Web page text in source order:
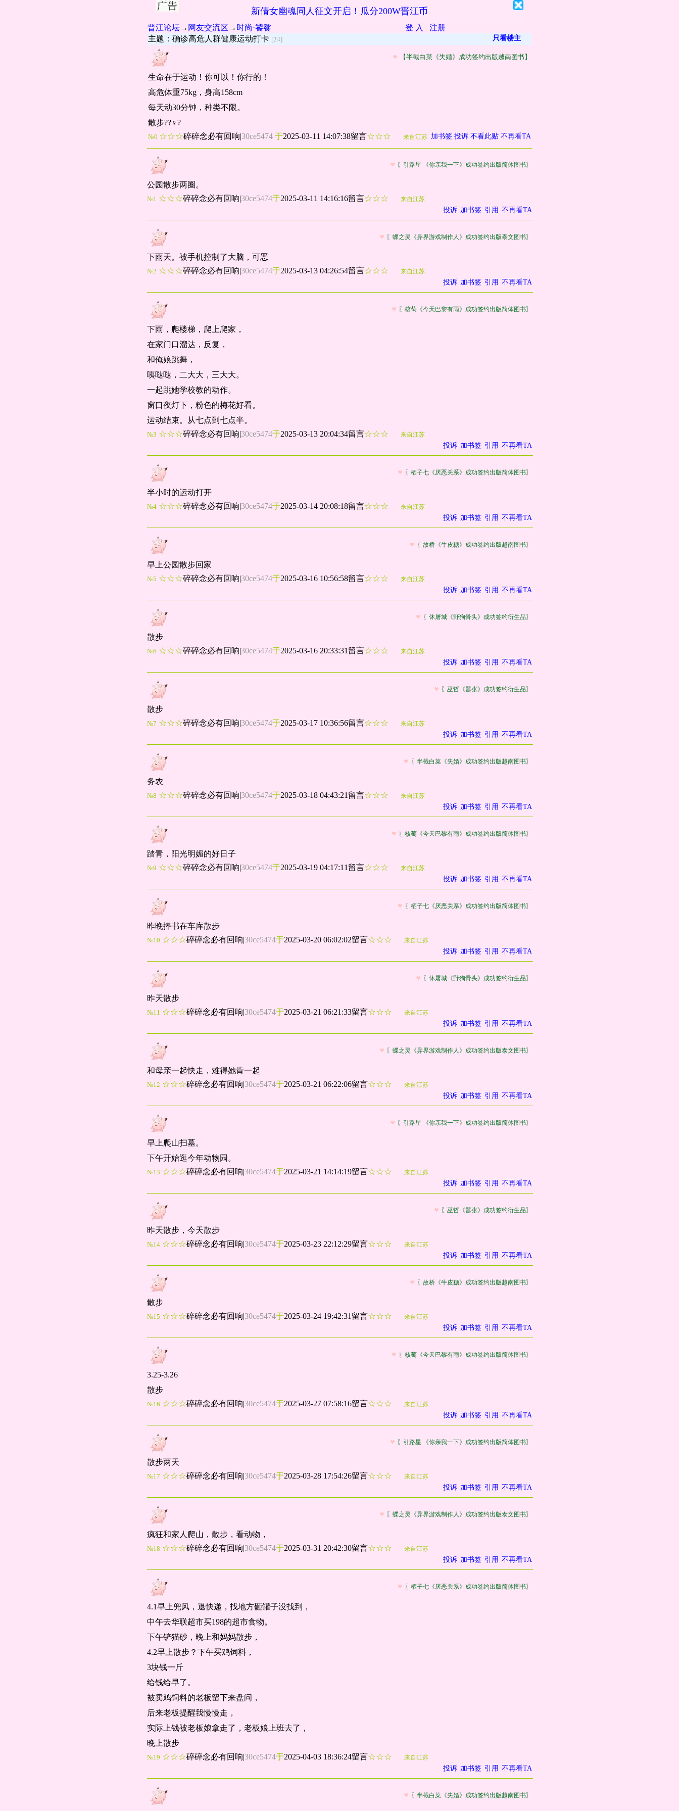
新倩女幽魂同人征文开启！瓜分200W晋江币
晋江论坛→ 网友交流区 → 时尚·饕餮 登 入
注册
主题：确诊高危人群健康运动打卡 [24] 只看楼主
【半截白菜《失婚》成功签约出版越南图书】
生命在于运动！你可以！你行的！
高危体重75kg，身高158cm
每天动30分钟，种类不限。
散步??♀?
№0 ☆☆☆碎碎念必有回响|30ce5474 于2025-03-11 14:07:38留言☆☆☆ 来自江苏 加书签 投诉 不看此贴 不再看TA
〖引路星 《你亲我一下》成功签约出版简体图书〗
公园散步两圈。
№1 ☆☆☆碎碎念必有回响|30ce5474于2025-03-11 14:16:16留言☆☆☆ 来自江苏
投诉 加书签 引用 不再看TA
〖蝶之灵《异界游戏制作人》成功签约出版泰文图书〗
下雨天。被手机控制了大脑，可恶
№2 ☆☆☆碎碎念必有回响|30ce5474于2025-03-13 04:26:54留言☆☆☆ 来自江苏
投诉 加书签 引用 不再看TA
〖核萄《今天巴黎有雨》成功签约出版简体图书〗
下雨，爬楼梯，爬上爬家，
在家门口溜达，反复，
和俺娘跳舞，
咦哒哒，二大大，三大大。
一起跳她学校教的动作。
窗口夜灯下，粉色的梅花好看。
运动结束。从七点到七点半。
№3 ☆☆☆碎碎念必有回响|30ce5474于2025-03-13 20:04:34留言☆☆☆ 来自江苏
投诉 加书签 引用 不再看TA
〖栖子七《厌恶关系》成功签约出版简体图书〗
半小时的运动打开
№4 ☆☆☆碎碎念必有回响|30ce5474于2025-03-14 20:08:18留言☆☆☆ 来自江苏
投诉 加书签 引用 不再看TA
〖故桥《牛皮糖》成功签约出版越南图书〗
早上公园散步回家
№5 ☆☆☆碎碎念必有回响|30ce5474于2025-03-16 10:56:58留言☆☆☆ 来自江苏
投诉 加书签 引用 不再看TA
〖休屠城《野狗骨头》成功签约衍生品〗
散步
№6 ☆☆☆碎碎念必有回响|30ce5474于2025-03-16 20:33:31留言☆☆☆ 来自江苏
投诉 加书签 引用 不再看TA
〖巫哲《嚣张》成功签约衍生品〗
散步
№7 ☆☆☆碎碎念必有回响|30ce5474于2025-03-17 10:36:56留言☆☆☆ 来自江苏
投诉 加书签 引用 不再看TA
〖半截白菜《失婚》成功签约出版越南图书〗
务农
№8 ☆☆☆碎碎念必有回响|30ce5474于2025-03-18 04:43:21留言☆☆☆ 来自江苏
投诉 加书签 引用 不再看TA
〖核萄《今天巴黎有雨》成功签约出版简体图书〗
踏青，阳光明媚的好日子
№9 ☆☆☆碎碎念必有回响|30ce5474于2025-03-19 04:17:11留言☆☆☆ 来自江苏
投诉 加书签 引用 不再看TA
〖栖子七《厌恶关系》成功签约出版简体图书〗
昨晚捧书在车库散步
№10 ☆☆☆碎碎念必有回响|30ce5474于2025-03-20 06:02:02留言☆☆☆ 来自江苏
投诉 加书签 引用 不再看TA
〖休屠城《野狗骨头》成功签约衍生品〗
昨天散步
№11 ☆☆☆碎碎念必有回响|30ce5474于2025-03-21 06:21:33留言☆☆☆ 来自江苏
投诉 加书签 引用 不再看TA
〖蝶之灵《异界游戏制作人》成功签约出版泰文图书〗
和母亲一起快走，难得她肯一起
№12 ☆☆☆碎碎念必有回响|30ce5474于2025-03-21 06:22:06留言☆☆☆ 来自江苏
投诉 加书签 引用 不再看TA
〖引路星 《你亲我一下》成功签约出版简体图书〗
早上爬山扫墓。
下午开始逛今年动物园。
№13 ☆☆☆碎碎念必有回响|30ce5474于2025-03-21 14:14:19留言☆☆☆ 来自江苏
投诉 加书签 引用 不再看TA
〖巫哲《嚣张》成功签约衍生品〗
昨天散步，今天散步
№14 ☆☆☆碎碎念必有回响|30ce5474于2025-03-23 22:12:29留言☆☆☆ 来自江苏
投诉 加书签 引用 不再看TA
〖故桥《牛皮糖》成功签约出版越南图书〗
散步
№15 ☆☆☆碎碎念必有回响|30ce5474于2025-03-24 19:42:31留言☆☆☆ 来自江苏
投诉 加书签 引用 不再看TA
〖核萄《今天巴黎有雨》成功签约出版简体图书〗
3.25-3.26
散步
№16 ☆☆☆碎碎念必有回响|30ce5474于2025-03-27 07:58:16留言☆☆☆ 来自江苏
投诉 加书签 引用 不再看TA
〖引路星 《你亲我一下》成功签约出版简体图书〗
散步两天
№17 ☆☆☆碎碎念必有回响|30ce5474于2025-03-28 17:54:26留言☆☆☆ 来自江苏
投诉 加书签 引用 不再看TA
〖蝶之灵《异界游戏制作人》成功签约出版泰文图书〗
疯狂和家人爬山，散步，看动物，
№18 ☆☆☆碎碎念必有回响|30ce5474于2025-03-31 20:42:30留言☆☆☆ 来自江苏
投诉 加书签 引用 不再看TA
〖栖子七《厌恶关系》成功签约出版简体图书〗
4.1早上兜风，退快递，找地方砸罐子没找到，
中午去华联超市买198的超市食物。
下午铲猫砂，晚上和妈妈散步，
4.2早上散步？下午买鸡饲料，
3块钱一斤
给钱给早了。
被卖鸡饲料的老板留下来盘问，
后来老板提醒我慢慢走，
实际上钱被老板娘拿走了，老板娘上班去了，
晚上散步
№19 ☆☆☆碎碎念必有回响|30ce5474于2025-04-03 18:36:24留言☆☆☆ 来自江苏
投诉 加书签 引用 不再看TA
〖半截白菜《失婚》成功签约出版越南图书〗